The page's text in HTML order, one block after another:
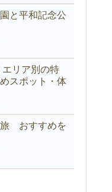
と平和記念公
リア別の特
スポット・体
旅 おすすめを